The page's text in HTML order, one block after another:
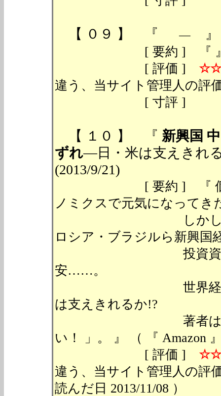
【 ０９ 】 『 ―
[ 要約 ] 『 』 （ 『
[ 評価 ]
違う、当サイト管理人の評
[ 寸評 ]
【 １０ 】 『 新興国
ずれ―日・米は支えきれ
(2013/9/21)
[ 要約 ] 『 個人消費
ノミクスで元気になってき
しかし、ここに
ロシア・ブラジルら新興国
投資資金の流失
安……。
世界経済の波乱
は支えきれるか!?
著者は言う。「
い！ 」。 』 （ 『 Amazon
[ 評価 ]
違う、当サイ
読んだ日 2013/11/08 ）